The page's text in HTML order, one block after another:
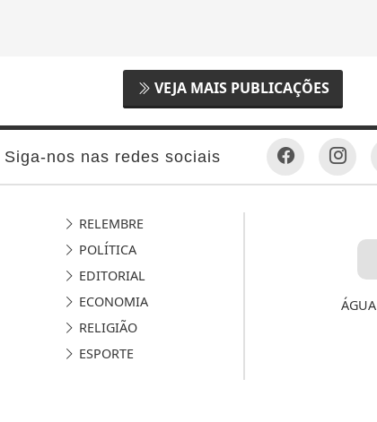
VEJA MAIS PUBLICAÇÕES
Siga-nos nas redes sociais
RELEMBRE
POLÍTICA
EDITORIAL
ECONOMIA
RELIGIÃO
ESPORTE